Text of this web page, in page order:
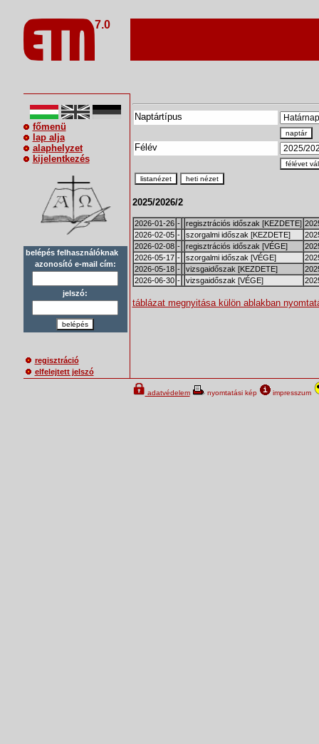
7.0
főmenü
lap alja
alaphelyzet
kijelentkezés
belépés felhasználóknak
azonosító e-mail cím:
jelszó:
belépés
regisztráció
elfelejtett jelszó
Naptártípus
naptár
Félév
félévet
listanézet
heti nézet
2025/2026/2
2026-01-26 - regisztrációs időszak [KEZDETE]
2026-02-05 - szorgalmi időszak [KEZDETE]
2026-02-08 - regisztrációs időszak [VÉGE]
2026-05-17 - szorgalmi időszak [VÉGE]
2026-05-18 - vizsgaidőszak [KEZDETE]
2026-06-30 - vizsgaidőszak [VÉGE]
táblázat megnyitása külön ablakban
adatvédelem nyomtatási kép impresszum